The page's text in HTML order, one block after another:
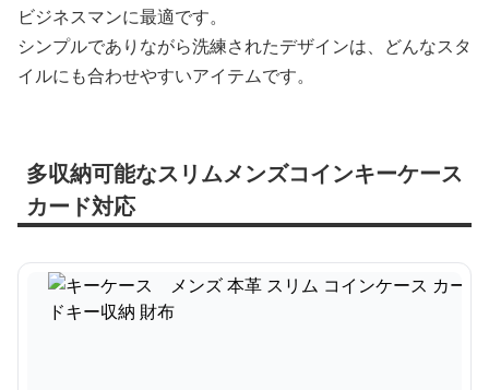
ビジネスマンに最適です。
シンプルでありながら洗練されたデザインは、どんなスタ
イルにも合わせやすいアイテムです。
多収納可能なスリムメンズコインキーケース
カード対応